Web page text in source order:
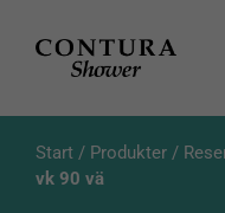
innehållet
Start/ Produkter/
vk 90 vä